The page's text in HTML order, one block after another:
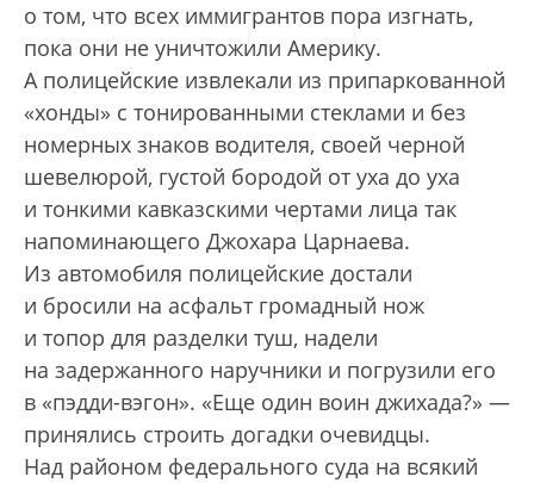
о том, что всех иммигрантов пора изгнать,
пока они не уничтожили Америку.
А полицейские извлекали из припаркованной
«хонды» с тонированными стеклами и без
номерных знаков водителя, своей черной
шевелюрой, густой бородой от уха до уха
и тонкими кавказскими чертами лица так
напоминающего Джохара Царнаева.
Из автомобиля полицейские достали
и бросили на асфальт громадный нож
и топор для разделки туш, надели
на задержанного наручники и погрузили его
в «пэдди-вэгон». «Еще один воин джихада?» —
принялись строить догадки очевидцы.
Над районом федерального суда на всякий